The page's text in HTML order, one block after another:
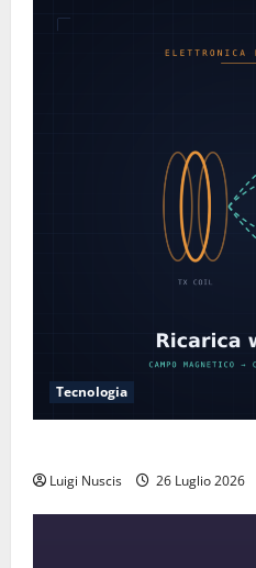
Tecnologia
Luigi Nuscis 26 Luglio 2026